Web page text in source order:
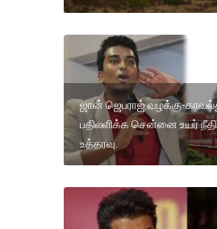
ஜான் ஜெபராஜ் வழக்கு-
பதிலளிக்க சென்னை உயர்
உத்தரவு.